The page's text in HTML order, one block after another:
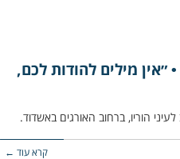
״אין מילים להודות לכם,
קרא עוד ←